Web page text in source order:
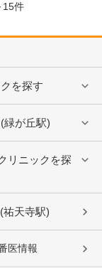
15件
を探す
緑が丘駅)
リニックを探
祐天寺駅)
医情報